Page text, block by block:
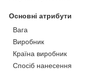
Основні атрибути
Вага
Виробник
Країна виробник
Спосіб нанесення